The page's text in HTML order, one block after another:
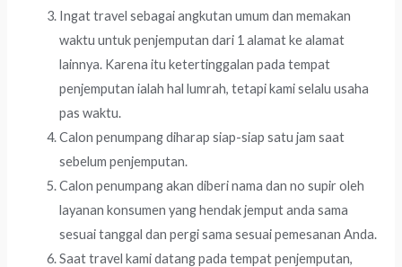
Ingat travel sebagai angkutan umum dan memakan
waktu untuk penjemputan dari 1 alamat ke alamat
lainnya. Karena itu ketertinggalan pada tempat
penjemputan ialah hal lumrah, tetapi kami selalu usaha
pas waktu.
Calon penumpang diharap siap-siap satu jam saat
sebelum penjemputan.
Calon penumpang akan diberi nama dan no supir oleh
layanan konsumen yang hendak jemput anda sama
sesuai tanggal dan pergi sama sesuai pemesanan Anda.
Saat travel kami datang pada tempat penjemputan,